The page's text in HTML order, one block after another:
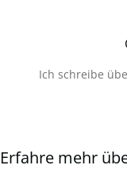
Ich schreibe
Erfahre mehr